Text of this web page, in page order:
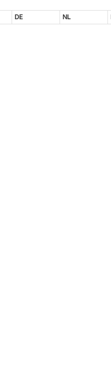
DE NL